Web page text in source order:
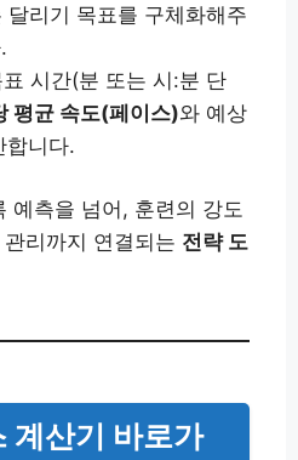
달리기 목표를 구체화해주
시간(분 또는 시:분 단
평균 속도(페이스)와 예상
합니다.
예측을 넘어, 훈련의 강도
리까지 연결되는 전략 도
계산기 바로가